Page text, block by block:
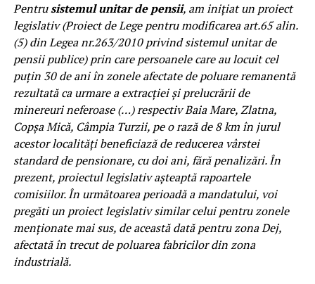
Pentrusistemul unitar de pensii, am inițiat un proiect
legislativ (Proiect de Lege pentru modificarea art.65 alin.
(5) din Legea nr.263/2010 privind sistemul unitar de
pensii publice) prin care persoanele care au locuit cel
puțin 30 de ani în zonele afectate de poluare remanentă
rezultată ca urmare a extracției și prelucrării de
minereuri neferoase (…) respectiv Baia Mare, Zlatna,
Copșa Mică, Câmpia Turzii, pe o rază de 8 km în jurul
acestor localități beneficiază de reducerea vârstei
standard de pensionare, cu doi ani, fără penalizări. În
prezent, proiectul legislativ așteaptă rapoartele
comisiilor. În următoarea perioadă a mandatului, voi
pregăti un proiect legislativ similar celui pentru zonele
menționate mai sus, de această dată pentru zona Dej,
afectată în trecut de poluarea fabricilor din zona
industrială.